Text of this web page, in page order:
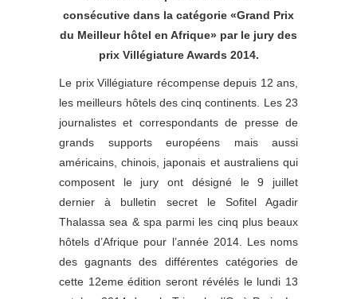
consécutive dans la catégorie «Grand Prix
du Meilleur hôtel en Afrique» par le jury des
prix Villégiature Awards 2014.
Le prix Villégiature récompense depuis 12 ans,
les meilleurs hôtels des cinq continents. Les 23
journalistes et correspondants de presse de
grands supports européens mais aussi
américains, chinois, japonais et australiens qui
composent le jury ont désigné le 9 juillet
dernier à bulletin secret le Sofitel Agadir
Thalassa sea & spa parmi les cinq plus beaux
hôtels d’Afrique pour l’année 2014. Les noms
des gagnants des différentes catégories de
cette 12eme édition seront révélés le lundi 13